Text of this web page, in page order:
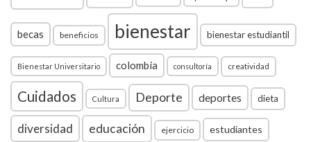
becas beneficios bienestar bienestar estudiantil
Bienestar Universitario colombia consultoría creatividad
Cuidados Cultura Deporte deportes dieta
diversidad educación ejercicio estudiantes